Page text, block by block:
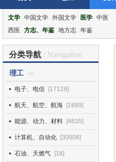
文学 中国文学 外国文学 医学 中医
西医
方志、年鉴 地方志 年鉴
分类导航 / Navigation
理工 >>
电子、电信 [17128]
航天、航空、航海 [1689]
能源、动力、材料 [4635]
计算机、自动化 [30008]
石油、天燃气 [18]